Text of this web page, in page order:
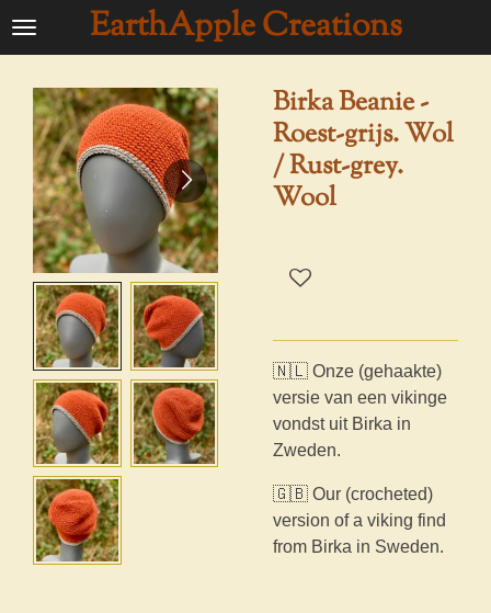
Ga
hoofdinhoud
EarthApple Creations
Birka Beanie -
Roest-grijs. Wol
/ Rust-grey.
Wool
🇳🇱 Onze (gehaakte)
versie van een vikinge
vondst uit Birka in
Zweden.
🇬🇧 Our (crocheted)
version of a viking find
from Birka in Sweden.